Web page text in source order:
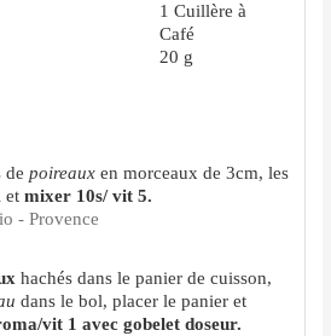
1 Cuillère à
Café
20 g
depoireauxen morceaux de 3cm, les
etmixer 10s/ vit 5.
- Provence
hachés dans le panier de cuisson,
dans le bol, placer le panier et
vit 1 avec gobelet doseur.